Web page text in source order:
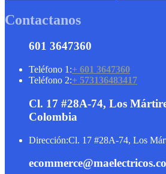
Contactanos
601 3647360
Teléfono 1:+ 601 3647360
Teléfono 2:+ 573136483417
Cl. 17 #28A-74, Los
Colombia
Dirección:Cl. 17 #28A-74, Los